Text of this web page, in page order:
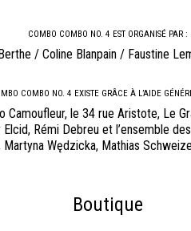
COMBO COMBO NO. 4 EST ORGANISÉ PAR :
/ Coline Blanpain / Faustine
COMBO NO. 4 EXISTE GRÂCE À L’AIDE
le 34 rue Aristote, Le
Rémi Debreu et l’ensemble
Martyna Wędzicka, Mathias
Boutique